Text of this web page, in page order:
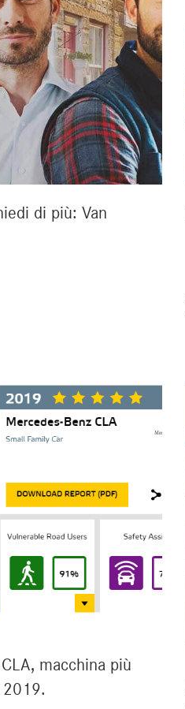
di più: Van
macchina più
2019.